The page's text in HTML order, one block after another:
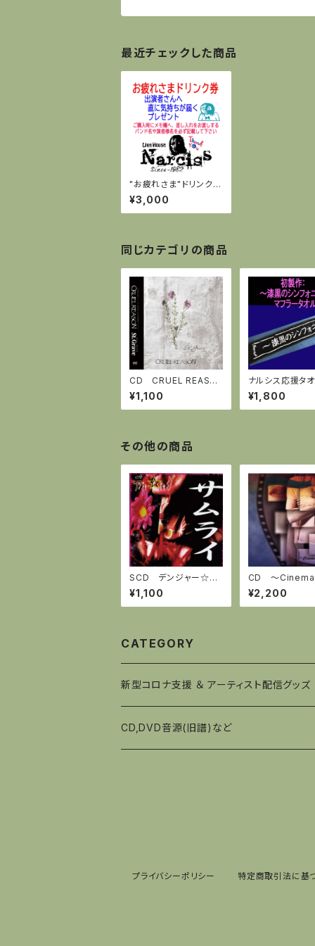
最近チェックした商品
"お疲れさま"ドリンク券
(アーティスト様へ気持
ちが届くプレゼント)
¥3,000
同じカテゴリの商品
CD CRUEL REASO
N『St.Grave』全５曲(特
別に代表曲よりボーナ
ストラック3曲＋カラオ
¥1,100
ナルシス応援タオ
フラータオル「漆
ンフォニー」
¥1,800
その他の商品
SCD デンジャー☆ギ
ャング 「サムライ」
¥1,100
CD ～
p]～ 「strip
otion」
¥2,200
CATEGORY
新型コロナ支援 ＆ アーティスト配信グッズ
CD,DVD音源(旧譜)など
プライバシーポリシー 特定商取引法に基